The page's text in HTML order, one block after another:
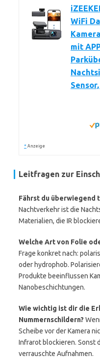
WiFi
mit
* Anzeige
Leitfragen zur
Fährst du überwiegend
Nachtverkehr ist die
Materialien, die IR
Welche Art von Folie
Frage konkret nach:
oder hydrophob.
Produkte beeinflussen
Nanobeschichtungen.
Wie wichtig ist dir die
Nummernschildern?
Scheibe vor der Kamera
Infrarot blockieren. Sonst
verrauschte Aufnahmen.